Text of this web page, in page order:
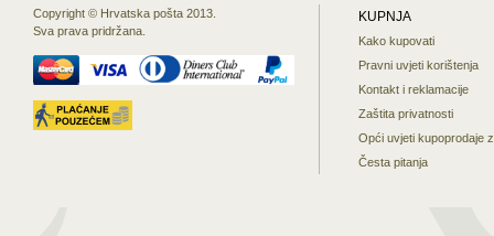
Copyright © Hrvatska pošta 2013.
Sva prava pridržana.
KUPNJA
Kako kupovati
Pravni uvjeti korištenja
Kontakt i reklamacije
Zaštita privatnosti
Opći uvjeti kupoprodaje
Česta pitanja